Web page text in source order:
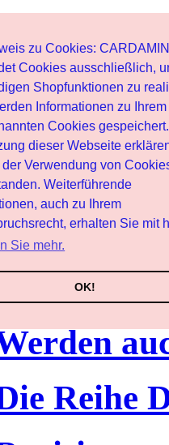
zu Cookies:
Cookies ausschließlich,
Shopfunktionen zu
Informationen zu
Cookies
dieser Webseite
Verwendung von
Weiterführende
auch zu Ihrem
erhalten Sie mit
Sie mehr.
OK!
Reihe